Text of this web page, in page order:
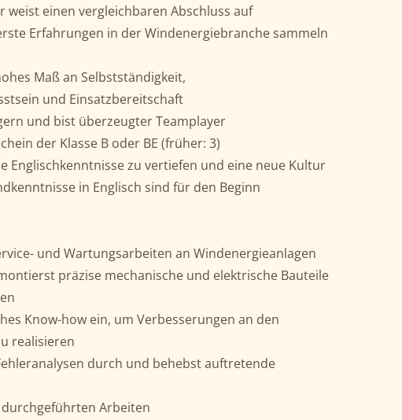
einen vergleichbaren Abschluss auf
Erfahrungen in der Windenergiebranche sammeln
Maß an Selbstständigkeit,
und Einsatzbereitschaft
und bist überzeugter Teamplayer
der Klasse B oder BE (früher: 3)
Englischkenntnisse zu vertiefen und eine neue Kultur
in Englisch sind für den Beginn
und Wartungsarbeiten an Windenergieanlagen
präzise mechanische und elektrische Bauteile
Know-how ein, um Verbesserungen an den
realisieren
durch und behebst auftretende
Arbeiten